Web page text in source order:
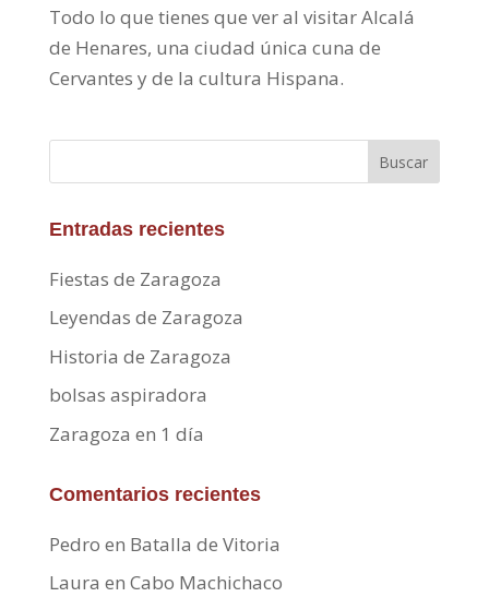
Todo lo que tienes que ver al visitar Alcalá
de Henares, una ciudad única cuna de
Cervantes y de la cultura Hispana.
Buscar
Entradas recientes
Fiestas de Zaragoza
Leyendas de Zaragoza
Historia de Zaragoza
bolsas aspiradora
Zaragoza en 1 día
Comentarios recientes
Pedro en Batalla de Vitoria
Laura en Cabo Machichaco